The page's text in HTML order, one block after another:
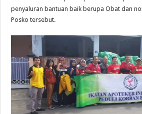
penyaluran bantuan baik berupa Obat dan
Posko tersebut.